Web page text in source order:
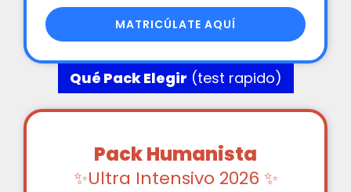
MATRICÚLATE AQUÍ
Qué Pack Elegir (test rapido)
Pack Humanista
✨Ultra Intensivo 2026 ✨